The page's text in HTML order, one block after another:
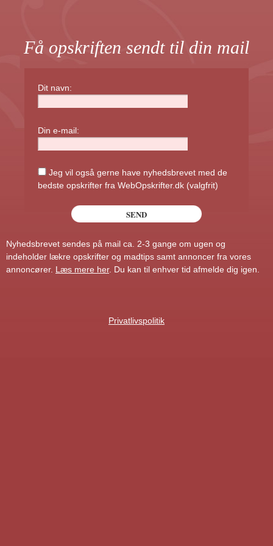
Få opskriften sendt til din mail
Dit navn:
Din e-mail:
Jeg vil også gerne have nyhedsbrevet med de
bedste opskrifter fra WebOpskrifter.dk (valgfrit)
Nyhedsbrevet sendes på mail ca. 2-3 gange om ugen og
indeholder lækre opskrifter og madtips samt annoncer fra vores
annoncører. Læs mere her. Du kan til enhver tid afmelde dig igen.
Privatlivspolitik